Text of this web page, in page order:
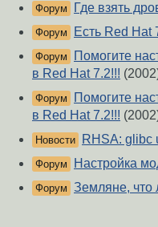
Форум Где взять
Форум Есть Red
Форум
Помогите
в Red Hat 7.2!!!
Форум
Помогите
в Red Hat 7.2!!!
Новости RHSA: glibc
Форум Настройка
Форум Земляне, что